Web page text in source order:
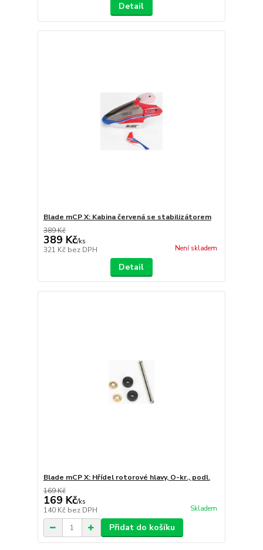
Detail
Blade mCP X: Kabina červená se stabilizátorem
389 Kč
389 Kč/ks
321 Kč bez DPH Není skladem
Detail
Blade mCP X: Hřídel rotorové hlavy, O-kr., podl.
169 Kč
169 Kč/ks
140 Kč bez DPH Skladem
Přidat do košíku